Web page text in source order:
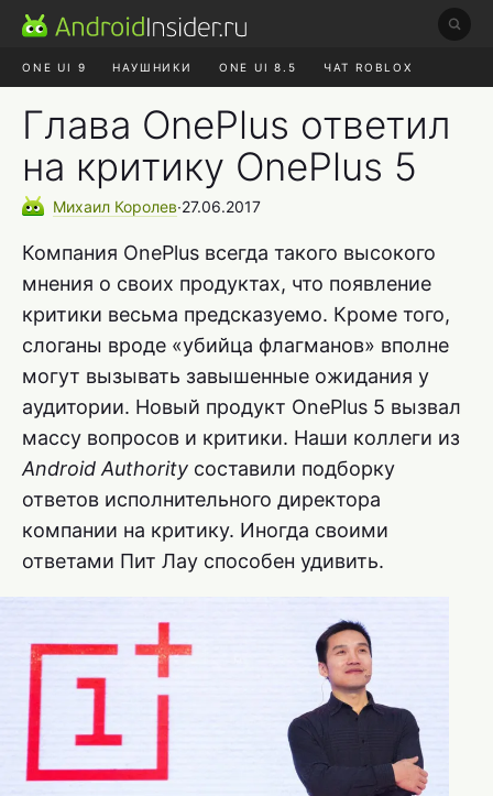
ONE UI 9 НАУШНИКИ ONE UI 8.5 ЧАТ ROBLOX
Глава OnePlus ответил
на критику OnePlus 5
Михаил Королев∙27.06.2017
Компания OnePlus всегда такого высокого
мнения о своих продуктах, что появление
критики весьма предсказуемо. Кроме того,
слоганы вроде «убийца флагманов» вполне
могут вызывать завышенные ожидания у
аудитории. Новый продукт OnePlus 5 вызвал
массу вопросов и критики. Наши коллеги из
Android Authority составили подборку
ответов исполнительного директора
компании на критику. Иногда своими
ответами Пит Лау способен удивить.